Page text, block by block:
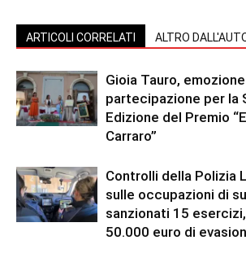
ARTICOLI CORRELATI ALTRO
Gioia Tauro,
partecipazione per la
Edizione del Premio
Carraro”
Controlli della Polizia
sulle occupazioni di
sanzionati 15
50.000 euro di